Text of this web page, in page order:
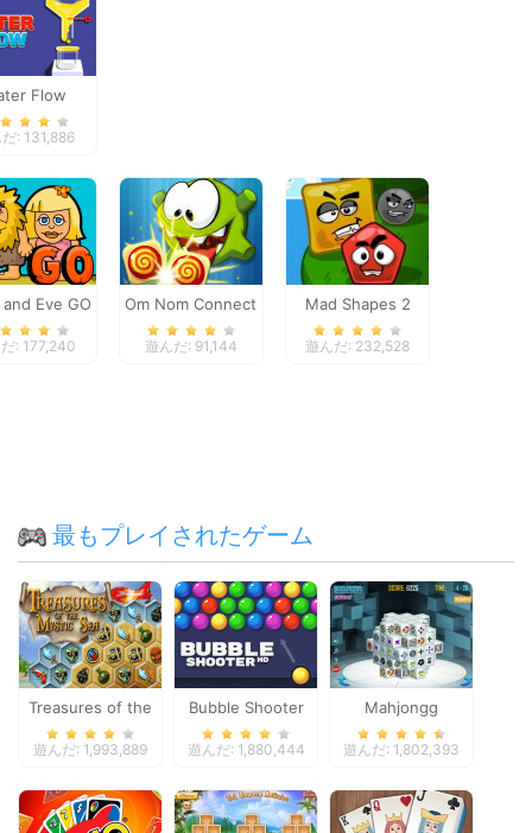
Flow
: 131,886
Eve GO
: 177,240
Om Nom Connect
Classic
遊んだ: 91,144
Mad Shapes 2
遊んだ: 232,528
最もプレイされたゲーム
Treasures of the
Mystic Sea
遊んだ: 1,993,889
Bubble Shooter
遊んだ: 1,880,444
Mahjongg
Dimensions
遊んだ: 1,802,393